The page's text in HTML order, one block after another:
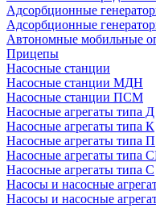
Адсорбционные
Адсорбционные
Автономные мобильные
Прицепы
Насосные станции
Насосные станции МДН
Насосные станции ПСМ
Насосные агрегаты типа Д
Насосные агрегаты типа К
Насосные агрегаты типа П
Насосные агрегаты типа
Насосные агрегаты типа С
Насосы и насосные
Насосы и насосные